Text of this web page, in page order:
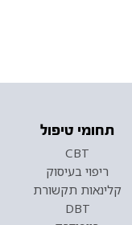
תחומי טיפול
CBT
ריפוי בעיסוק
קלינאות תקשורת
DBT